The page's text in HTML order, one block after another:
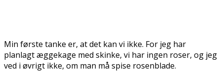
Min første tanke er, at det kan vi ikke. For jeg har
planlagt æggekage med skinke, vi har ingen roser, og jeg
ved i øvrigt ikke, om man må spise rosenblade.